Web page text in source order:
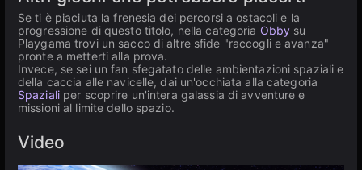
Se ti è piaciuta la frenesia dei percorsi a ostacoli e la
progressione di questo titolo, nella categoria Obby su
Playgama trovi un sacco di altre sfide "raccogli e avanza"
pronte a metterti alla prova.
Invece, se sei un fan sfegatato delle ambientazioni spaziali e
della caccia alle navicelle, dai un'occhiata alla categoria
Spazialiper scoprire un'intera galassia di avventure e
missioni al limite dello spazio.
Video